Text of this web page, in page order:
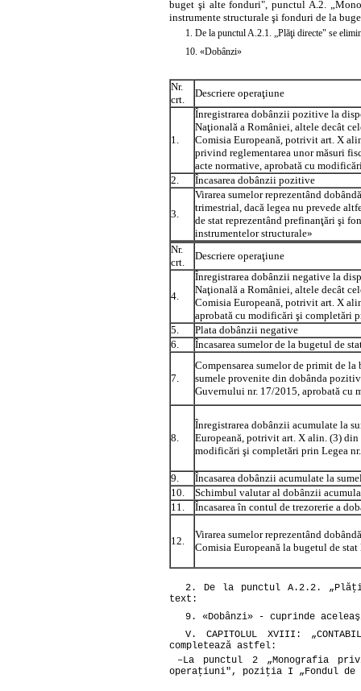
buget şi alte fonduri", punctul A.2.
instrumente structurale şi fonduri de la
1. De la punctul A.2.1. „Plăţi directe" se
10. «Dobânzi»
Nr.
crt.
Descriere operaţiune
1.
Înregistrarea dobânzii pozitive la
Naţională a României, altele decât
Comisia Europeană, potrivit art. X
privind reglementarea unor măsuri
acte normative, aprobată cu
2.
Încasarea dobânzii pozitive
3.
Virarea sumelor reprezentând
trimestrial, dacă legea nu prevede
de stat reprezentând prefinanţări şi
instrumentelor structurale»
Nr.
crt.
Descriere operaţiune
4.
Înregistrarea dobânzii negative la
Naţională a României, altele decât
Comisia Europeană, potrivit art. X
aprobată cu modificări şi completări
5.
Plata dobânzii negative
6.
Încasarea sumelor de la bugetul de
7.
Compensarea sumelor de primit de
sumele provenite din dobânda
Guvernului nr. 17/2015, aprobată
8.
Înregistrarea dobânzii acumulate la
Europeană, potrivit art. X alin. (3) din
modificări şi completări prin Legea
9.
Încasarea dobânzii acumulate la
10.
Schimbul valutar al dobânzii
11.
Încasarea în contul de trezorerie a
12.
Virarea sumelor reprezentând
Comisia Europeană la bugetul de
2. De la punctul A.2.2.
text:
9. «Dobânzi» - cuprinde
V. CAPITOLUL XVIII:
completează astfel:
–La punctul 2 „Monografia
operaţiuni", poziţia I „Fondul de